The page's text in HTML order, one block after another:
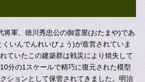
軍、徳川秀忠公の御霊屋(おたまや)であ
いんでんれいびょう)が造営されていま
ていたこの建築群は戦災により焼失して
分の1スケールで精巧に復元された模型
ションとして保管されてきました。明治